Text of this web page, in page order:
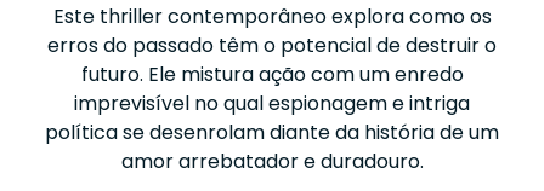
Este thriller contemporâneo explora como os
erros do passado têm o potencial de destruir o
futuro. Ele mistura ação com um enredo
imprevisível no qual espionagem e intriga
política se desenrolam diante da história de um
amor arrebatador e duradouro.